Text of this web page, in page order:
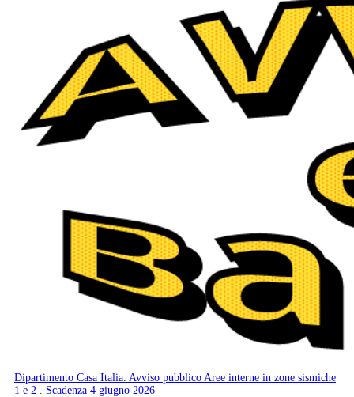
Dipartimento Casa Italia. Avviso pubblico Aree interne in zone sismiche
1 e 2 . Scadenza 4 giugno 2026